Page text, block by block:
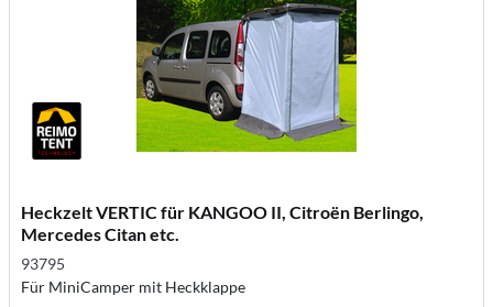
Heckzelt VERTIC für KANGOO II, Citroën Berlingo,
Mercedes Citan etc.
93795
Für MiniCamper mit Heckklappe